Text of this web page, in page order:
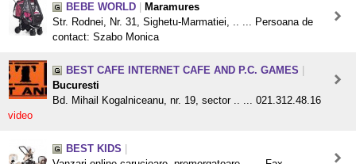
BEBE WORLD
Maramures
Str. Rodnei, Nr. 31, Sighetu-Marmatiei, .. ... Persoana de
contact: Szabo Monica
BEST CAFE INTERNET CAFE AND P.C. GAMES
Bucuresti
Bd. Mihail Kogalniceanu, nr. 19, sector .. ... 021.312.48.16
video
BEST KIDS